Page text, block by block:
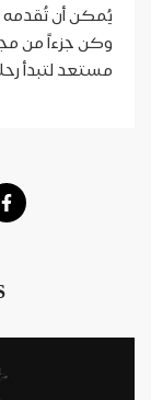
يُمكن أن تُقدمه
وكن جزءاً من
مستعد لتبدأ